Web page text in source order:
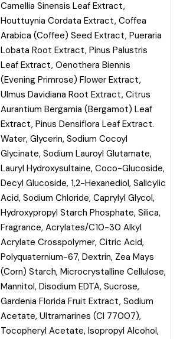
Camellia Sinensis Leaf Extract,
Houttuynia Cordata Extract, Coffea
Arabica (Coffee) Seed Extract, Pueraria
Lobata Root Extract, Pinus Palustris
Leaf Extract, Oenothera Biennis
(Evening Primrose) Flower Extract,
Ulmus Davidiana Root Extract, Citrus
Aurantium Bergamia (Bergamot) Leaf
Extract, Pinus Densiflora Leaf Extract.
Water, Glycerin, Sodium Cocoyl
Glycinate, Sodium Lauroyl Glutamate,
Lauryl Hydroxysultaine, Coco-Glucoside,
Decyl Glucoside, 1,2-Hexanediol, Salicylic
Acid, Sodium Chloride, Caprylyl Glycol,
Hydroxypropyl Starch Phosphate, Silica,
Fragrance, Acrylates/C10-30 Alkyl
Acrylate Crosspolymer, Citric Acid,
Polyquaternium-67, Dextrin, Zea Mays
(Corn) Starch, Microcrystalline Cellulose,
Mannitol, Disodium EDTA, Sucrose,
Gardenia Florida Fruit Extract, Sodium
Acetate, Ultramarines (CI 77007),
Tocopheryl Acetate, Isopropyl Alcohol,